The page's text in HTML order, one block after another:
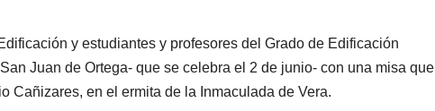
y estudiantes y profesores del Grado de Edificación
Juan de Ortega- que se celebra el 2 de junio- con una misa que
Cañizares, en el ermita de la Inmaculada de Vera.